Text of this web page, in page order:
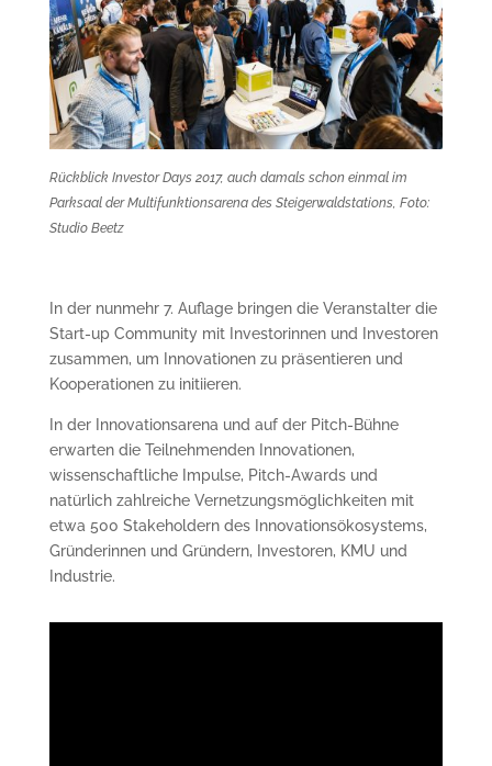
Rückblick Investor Days 2017, auch damals schon einmal im
Parksaal der Multifunktionsarena des Steigerwaldstations, Foto:
Studio Beetz
In der nunmehr 7. Auflage bringen die Veranstalter die
Start-up Community mit Investorinnen und Investoren
zusammen, um Innovationen zu präsentieren und
Kooperationen zu initiieren.
In der Innovationsarena und auf der Pitch-Bühne
erwarten die Teilnehmenden Innovationen,
wissenschaftliche Impulse, Pitch-Awards und
natürlich zahlreiche Vernetzungsmöglichkeiten mit
etwa 500 Stakeholdern des Innovationsökosystems,
Gründerinnen und Gründern, Investoren, KMU und
Industrie.